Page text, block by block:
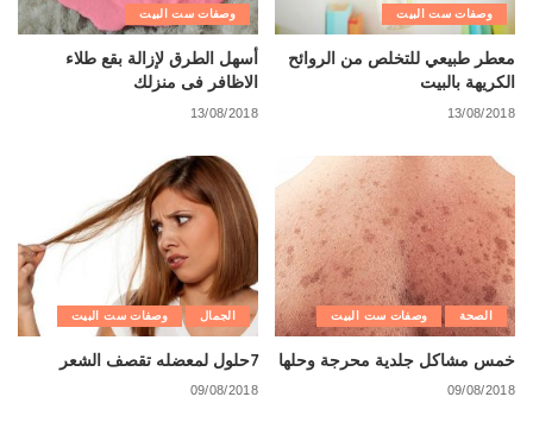
وصفات ست البيت
معطر طبيعي للتخلص من الروائح
الكريهة بالبيت
13/08/2018
وصفات ست البيت
أسهل الطرق لإزالة بقع طلاء
الاظافر فى منزلك
13/08/2018
الصحة وصفات ست البيت
خمس مشاكل جلدية محرجة وحلها
09/08/2018
الجمال وصفات ست البيت
7حلول لمعضله تقصف الشعر
09/08/2018